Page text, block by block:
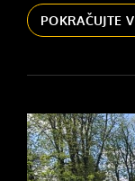
POKRAČUJTE